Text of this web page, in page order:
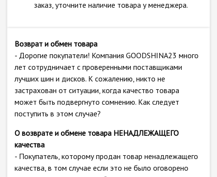
заказ, уточните наличие товара у менеджера.
Возврат и обмен товара
- Дорогие покупатели! Компания GOODSHINA23 много
лет сотрудничает с проверенными поставщиками
лучших шин и дисков. К сожалению, никто не
застрахован от ситуации, когда качество товара
может быть подвергнуто сомнению. Как следует
поступить в этом случае?
О возврате и обмене товара НЕНАДЛЕЖАЩЕГО
качества
- Покупатель, которому продан товар ненадлежащего
качества, в том случае если это не было оговорено